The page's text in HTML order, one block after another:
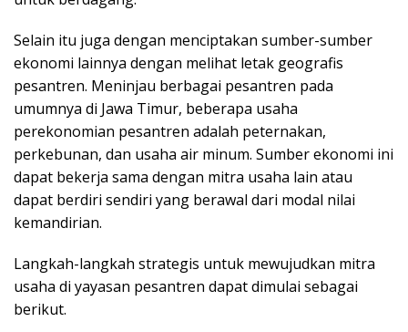
Selain itu juga dengan menciptakan sumber-sumber
ekonomi lainnya dengan melihat letak geografis
pesantren. Meninjau berbagai pesantren pada
umumnya di Jawa Timur, beberapa usaha
perekonomian pesantren adalah peternakan,
perkebunan, dan usaha air minum. Sumber ekonomi ini
dapat bekerja sama dengan mitra usaha lain atau
dapat berdiri sendiri yang berawal dari modal nilai
kemandirian.
Langkah-langkah strategis untuk mewujudkan mitra
usaha di yayasan pesantren dapat dimulai sebagai
berikut.